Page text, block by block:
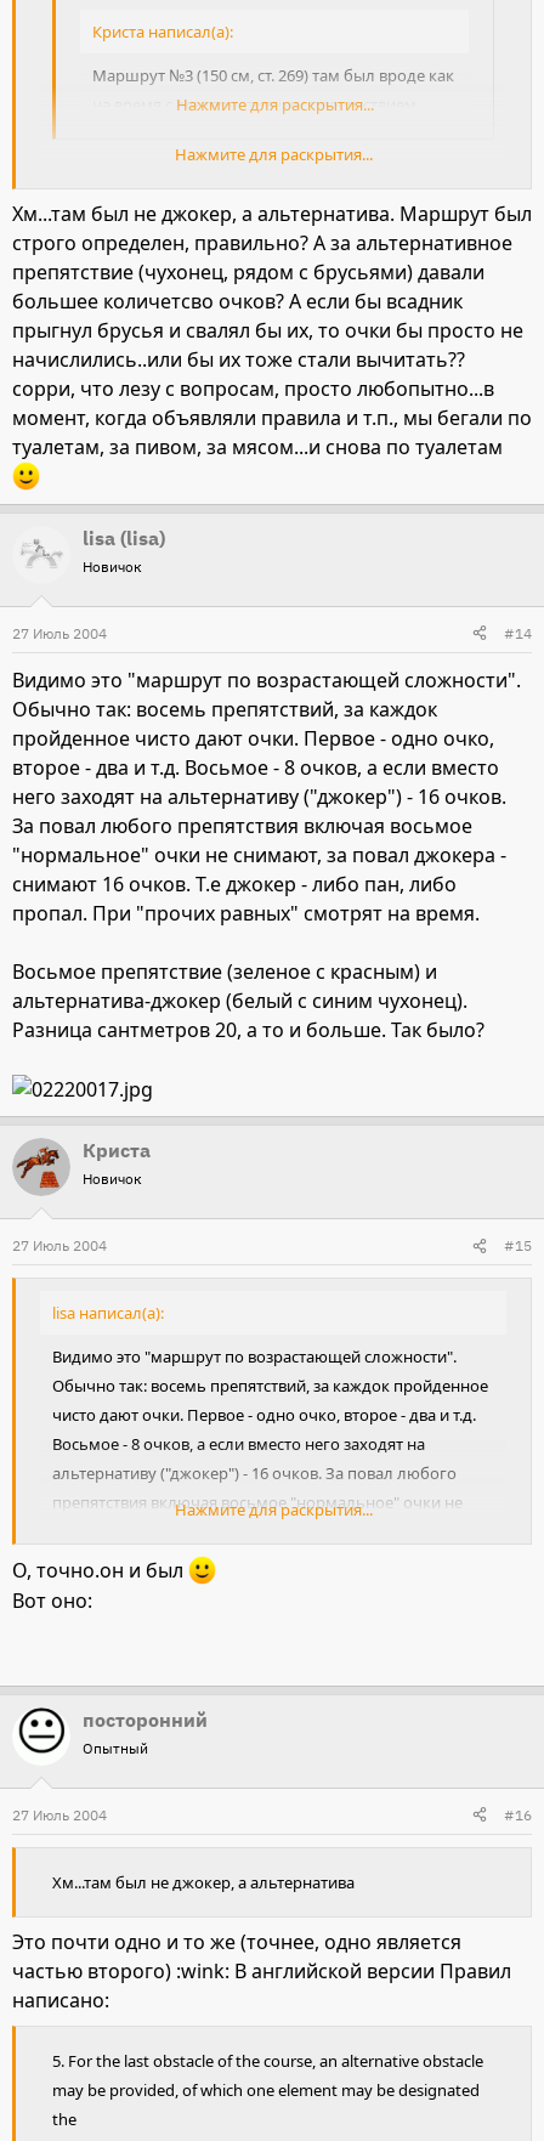
Криста написал(а):
Маршрут №3 (150 см, ст. 269) там был вроде как
на время с альтернативным препятствием.
Нажмите для раскрытия...
Article 269 ACCUMULATOR COMPETITION
(Аккумуляционный маршрут или "Аккумулятор" - не
знаю, как в России принято говорить), в нашем случае - с
альрернативным препятствием ("Джокером") - у каждого
препятствия своя "цена", за преодоленное начисляются
положительные очки. За повал очки не начисляются, за
повал "Джокера" его цена вычитается...
Нажмите для раскрытия...
Хм...там был не джокер, а альтернатива. Маршрут был
строго определен, правильно? А за альтернативное
препятствие (чухонец, рядом с брусьями) давали
большее количетсво очков? А если бы всадник
прыгнул брусья и свалял бы их, то очки бы просто не
начислились..или бы их тоже стали вычитать??
сорри, что лезу с вопросам, просто любопытно...в
момент, когда объявляли правила и т.п., мы бегали по
туалетам, за пивом, за мясом...и снова по туалетам
lisa (lisa)
Новичок
27 Июль 2004 #14
Видимо это "маршрут по возрастающей сложности".
Обычно так: восемь препятствий, за каждок
пройденное чисто дают очки. Первое - одно очко,
второе - два и т.д. Восьмое - 8 очков, а если вместо
него заходят на альтернативу ("джокер") - 16 очков.
За повал любого препятствия включая восьмое
"нормальное" очки не снимают, за повал джокера -
снимают 16 очков. Т.е джокер - либо пан, либо
пропал. При "прочих равных" смотрят на время.
Восьмое препятствие (зеленое с красным) и
альтернатива-джокер (белый с синим чухонец).
Разница сантметров 20, а то и больше. Так было?
Криста
Новичок
27 Июль 2004 #15
lisa написал(а):
Видимо это "маршрут по возрастающей сложности".
Обычно так: восемь препятствий, за каждок пройденное
чисто дают очки. Первое - одно очко, второе - два и т.д.
Восьмое - 8 очков, а если вместо него заходят на
альтернативу ("джокер") - 16 очков. За повал любого
препятствия включая восьмое "нормальное" очки не
джокер - либо пан, либо пропал. При "прочих равных"
Нажмите для раскрытия...
О, точно.он и был
Вот оно:
посторонний
Опытный
27 Июль 2004 #16
Хм...там был не джокер, а альтернатива
Это почти одно и то же (точнее, одно является
частью второго) :wink: В английской версии Правил
написано:
5. For the last obstacle of the course, an alternative obstacle
may be provided, of which one element may be designated
the